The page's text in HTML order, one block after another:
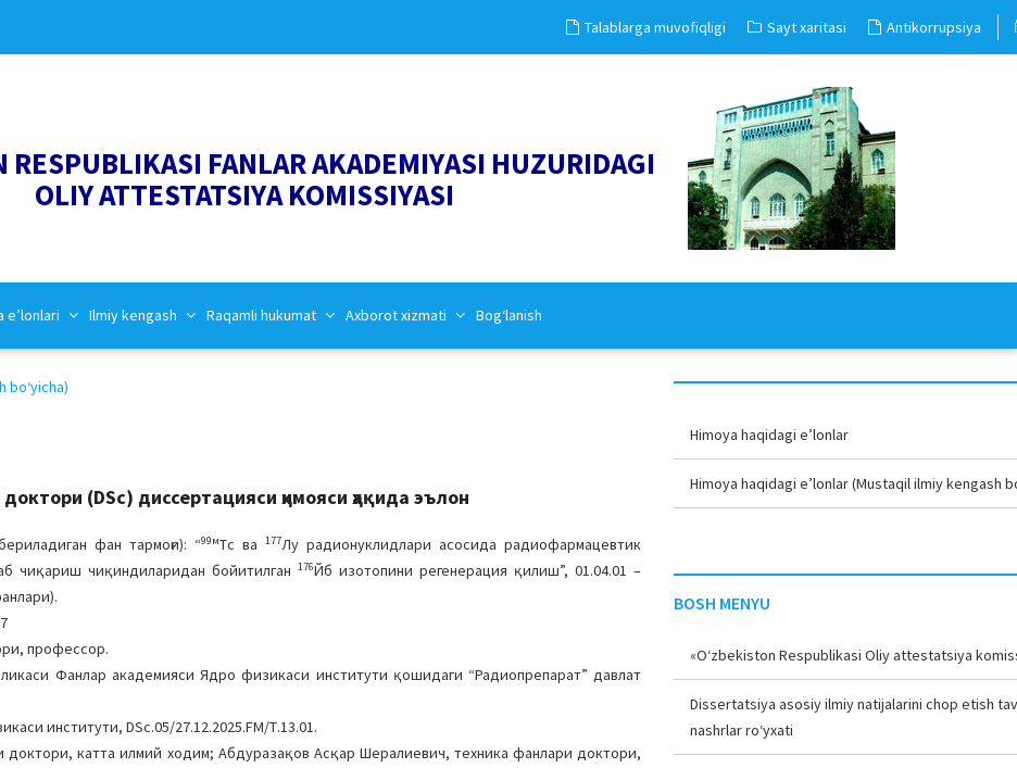
Talablarga muvofiqligi Sayt xaritasi Antikorrupsiya
RESPUBLIKASI FANLAR AKADEMIYASI HUZURIDAGI
OLIY ATTESTATSIYA KOMISSIYASI
e’lonlari Ilmiy kengash Raqamli hukumat Axborot xizmati Bog‘lanish
bo‘yicha)
(DSc) диссертацияси ҳимояси ҳақида эълон
фан тармоғи): “99мТc ва177Лу радионуклидлари асосида радиофармацевтик
чиқариш чиқиндиларидан бойитилган 176Йб изотопини регенерация қилиш”, 01.04.01 –
профессор.
Фанлар академияси Ядро физикаси институти қошидаги “Радиопрепарат” давлат
институти, DSc.05/27.12.2025.FM/Т.13.01.
катта илмий ходим; Абдуразақов Асқар Шералиевич, техника фанлари доктори,
Himoya haqidagi e’lonlar
Himoya haqidagi e’lonlar (Mustaqil ilmiy kengash
BOSH MENYU
«O‘zbekiston Respublikasi Oliy attestatsiya
Dissertatsiya asosiy ilmiy natijalarini chop etish
nashrlar ro‘yxati